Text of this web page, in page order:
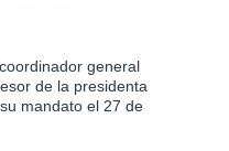
general
de la presidenta
mandato el 27 de